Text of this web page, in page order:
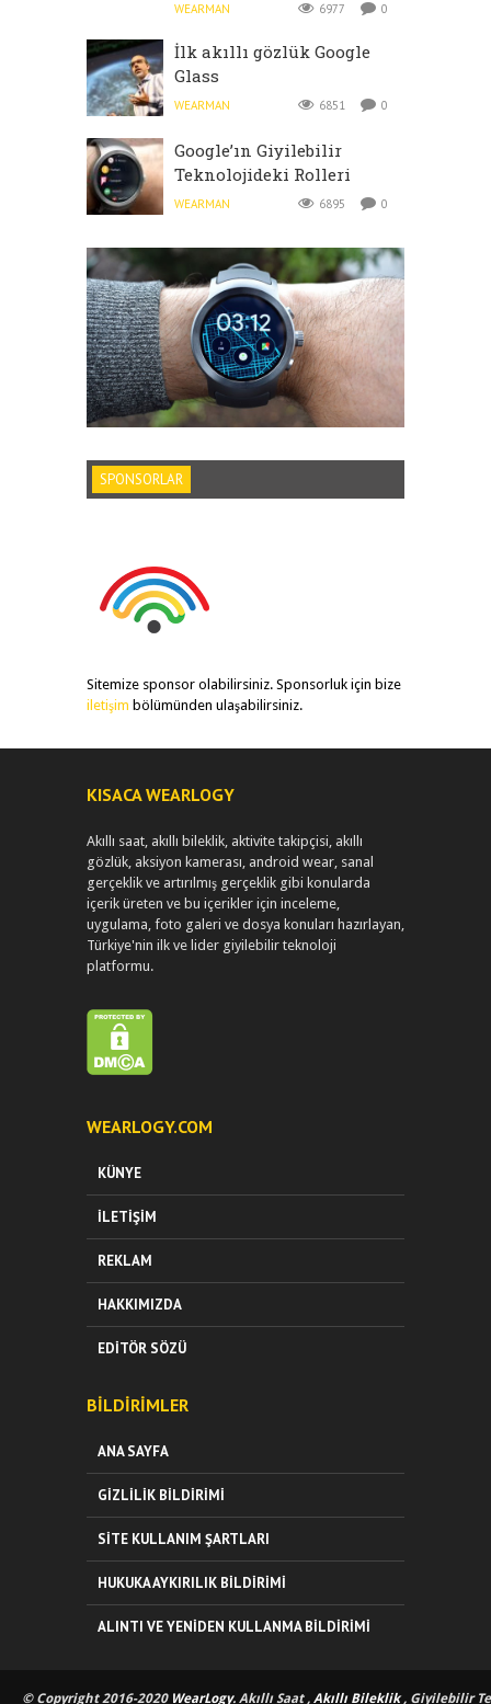
WEARMAN 6977 0
İlk akıllı gözlük Google
Glass
WEARMAN 6851 0
Google’ın Giyilebilir
Teknolojideki Rolleri
WEARMAN 6895 0
SPONSORLAR
Sitemize sponsor olabilirsiniz. Sponsorluk için bize
iletişim bölümünden ulaşabilirsiniz.
KISACA WEARLOGY
Akıllı saat, akıllı bileklik, aktivite takipçisi, akıllı
gözlük, aksiyon kamerası, android wear, sanal
gerçeklik ve artırılmış gerçeklik gibi konularda
içerik üreten ve bu içerikler için inceleme,
uygulama, foto galeri ve dosya konuları hazırlayan,
Türkiye'nin ilk ve lider giyilebilir teknoloji
platformu.
WEARLOGY.COM
KÜNYE
İLETIŞIM
REKLAM
HAKKIMIZDA
EDITÖR SÖZÜ
BILDIRIMLER
ANA SAYFA
GIZLILIK BILDIRIMI
SITE KULLANIM ŞARTLARI
HUKUKA AYKIRILIK BILDIRIMI
ALINTI VE YENIDEN KULLANMA BILDIRIMI
© Copyright 2016-2020 WearLogy. Akıllı Saat , Akıllı Bileklik, Giyilebilir